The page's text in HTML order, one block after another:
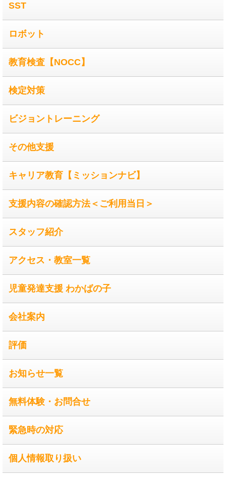
SST
ロボット
教育検査【NOCC】
検定対策
ビジョントレーニング
その他支援
キャリア教育【ミッションナビ】
支援内容の確認方法＜ご利用当日＞
スタッフ紹介
アクセス・教室一覧
児童発達支援 わかばの子
会社案内
評価
お知らせ一覧
無料体験・お問合せ
緊急時の対応
個人情報取り扱い